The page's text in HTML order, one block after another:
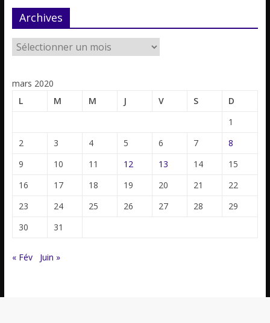
Archives
mars 2020
L
M M J V S
D
1
2
3 4 5 6 7
8
9
10 11 12 13 14
15
16
17 18 19 20 21
22
23
24 25 26 27 28
29
30
31
« Fév Juin »